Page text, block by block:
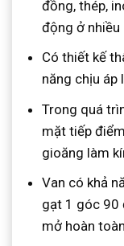
đồng, thép,
động ở
Có thiết kế
năng chịu áp
Trong quá
mặt tiếp
gioăng làm
Van có khả
gạt 1 góc 90
mở hoàn